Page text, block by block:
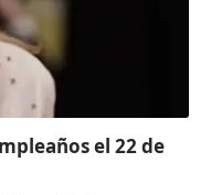
el 22 de